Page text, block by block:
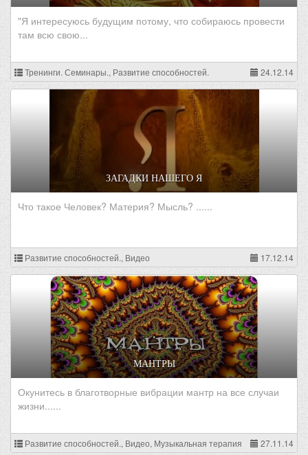
"Я интересуюсь будущим потому, что собираюсь провести
там всю свою...
Тренинги. Семинары., Развитие способностей. 24.12.14
ЗАГАДКИ НАШЕГО Я
Что такое Человек? Материя? Мысль? ......
Развитие способностей., Видео 17.12.14
МАНТРЫ
Окунитесь в благотворные вибрации мантр на все случаи
жизни......
Развитие способностей., Видео, Музыкальная терапия 27.11.14